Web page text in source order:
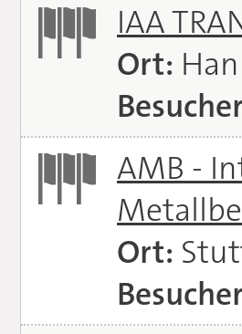
IAA
Ort:
AMB -
Ort: